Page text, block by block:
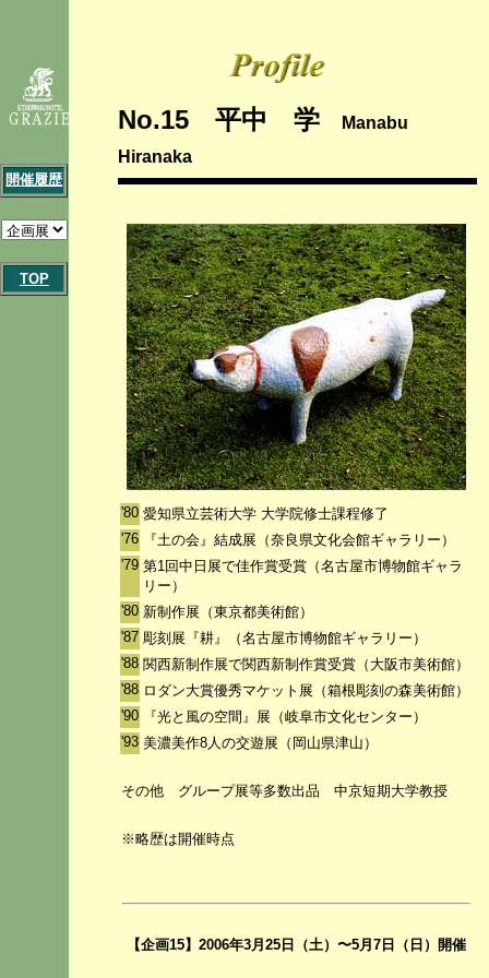
開催履歴
TOP
No.15 平中 学
Manabu
Hiranaka
'80 愛知県立芸術大学 大学院修士課程修了
'76
『土の会』結成展（奈良県文化会館ギャラリー）
'79 第1回中日展で佳作賞受賞（名古屋市博物館ギャラ
リー）
'80 新制作展（東京都美術館）
'87 彫刻展『耕』（名古屋市博物館ギャラリー）
'88 関西新制作展で関西新制作賞受賞（大阪市美術館）
'88 ロダン大賞優秀マケット展（箱根彫刻の森美術館）
'90
『光と風の空間』展（岐阜市文化センター）
'93 美濃美作8人の交遊展（岡山県津山）
その他 グループ展等多数出品 中京短期大学教授
※略歴は開催時点
【企画15】2006年3月25日（土）〜5月7日（日）開催